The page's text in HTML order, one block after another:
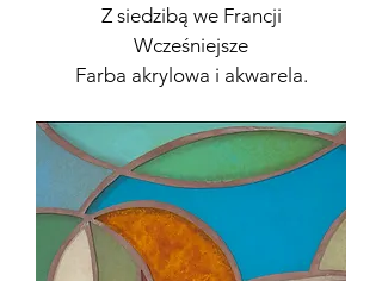
Z siedzibą we Francji
Wcześniejsze
Farba akrylowa i akwarela.